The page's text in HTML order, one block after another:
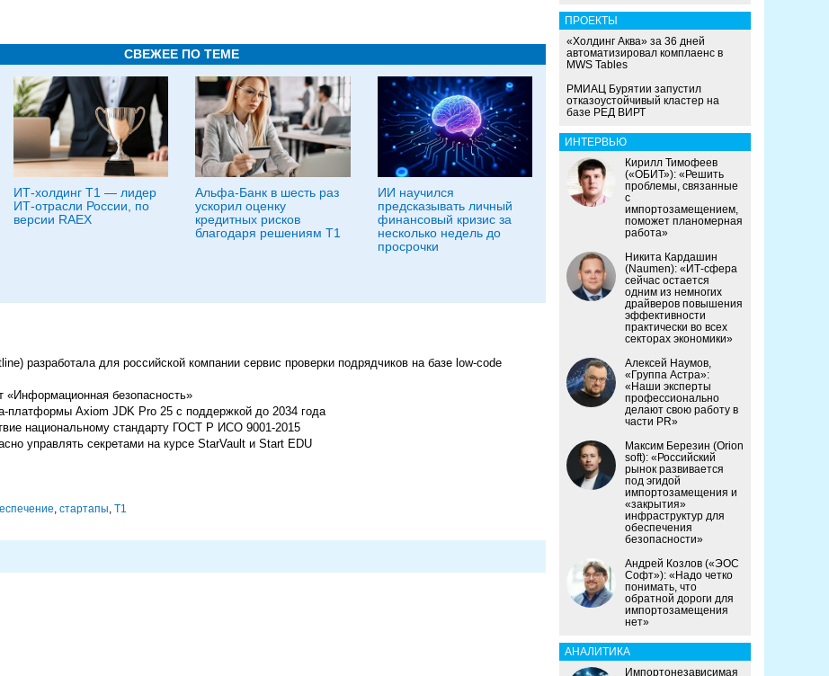
СВЕЖЕЕ ПО ТЕМЕ
ИТ-холдинг Т1 — лидер
ИТ-отрасли России, по
версии RAEX
Альфа-Банк в шесть раз
ускорил оценку
кредитных рисков
благодаря решениям Т1
ИИ научился
предсказывать личный
финансовый кризис за
несколько недель до
просрочки
разработала для российской компании сервис проверки подрядчиков на базе low-code
«Информационная безопасность»
платформы Axiom JDK Pro 25 с поддержкой до 2034 года
национальному стандарту ГОСТ Р ИСО 9001-2015
управлять секретами на курсе StarVault и Start EDU
, стартапы, Т1
ПРОЕКТЫ
«Холдинг Аква» за 36 дней
автоматизировал комплаенс в
MWS Tables
РМИАЦ Бурятии запустил
отказоустойчивый кластер на
базе РЕД ВИРТ
ИНТЕРВЬЮ
Кирилл Тимофеев
(«ОБИТ»): «Решить
проблемы, связанные
с
импортозамещением,
поможет планомерная
работа»
Никита Кардашин
(Naumen): «ИТ-сфера
сейчас остается
одним из немногих
драйверов повышения
эффективности
практически во всех
секторах экономики»
Алексей Наумов,
«Группа Астра»:
«Наши эксперты
профессионально
делают свою работу в
части PR»
Максим Березин (Orion
soft): «Российский
рынок развивается
под эгидой
импортозамещения и
«закрытия»
инфраструктур для
обеспечения
безопасности»
Андрей Козлов («ЭОС
Софт»): «Надо четко
понимать, что
обратной дороги для
импортозамещения
нет»
АНАЛИТИКА
Импортонезависимая